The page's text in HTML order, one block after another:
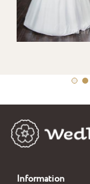
Information